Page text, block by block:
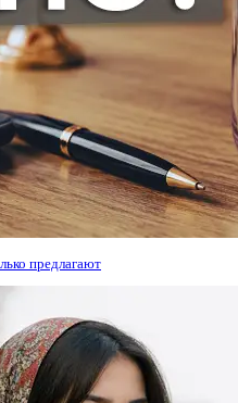
предлагают